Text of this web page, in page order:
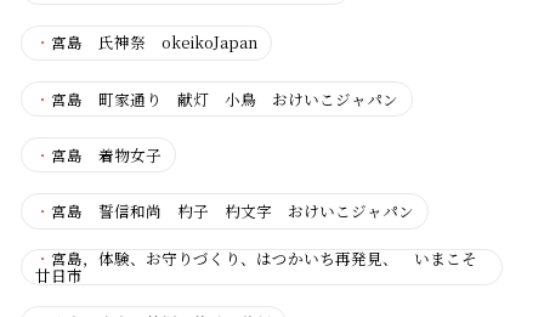
・ 宮島 氏神祭 okeikoJapan
・ 宮島 町家通り 献灯 小鳥 おけいこジャパン
・ 宮島 着物女子
・ 宮島 誓信和尚 杓子 杓文字 おけいこジャパン
・ 宮島，体験、お守りづくり、はつかいち再発見、 いまこそ
廿日市